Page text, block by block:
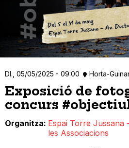
Dl., 05/05/2025 - 09:00 Horta-
Exposició de
concurs
Organitza Espai Torre Jussana
les Associacions